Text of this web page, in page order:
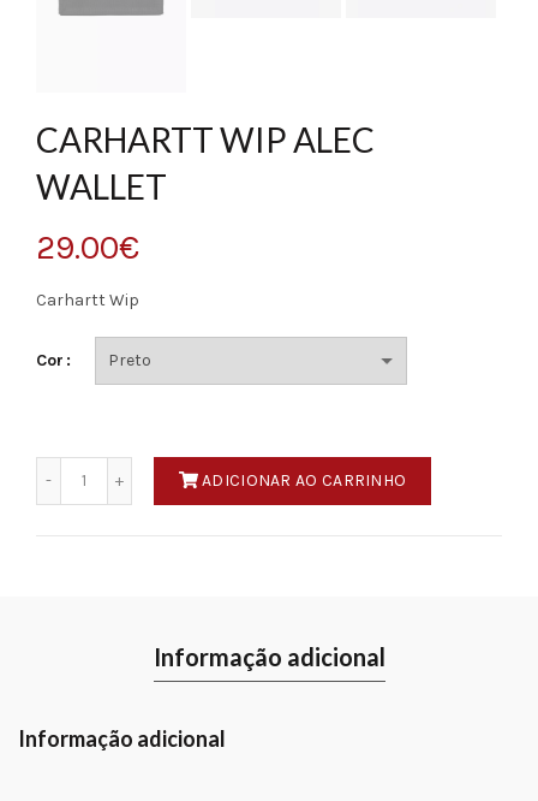
CARHARTT WIP ALEC
WALLET
29.00€
Carhartt Wip
Cor
Quantidade
ADICIONAR AO CARRINHO
Informação adicional
Informação adicional